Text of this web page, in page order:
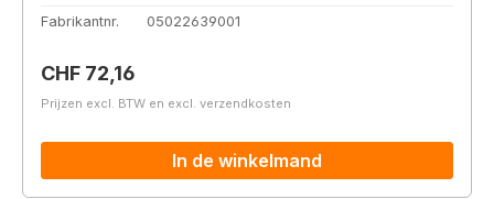
Fabrikantnr.
05022639001
Normale prijs:
CHF 72,16
Prijzen excl. BTW en excl. verzendkosten
In de winkelmand